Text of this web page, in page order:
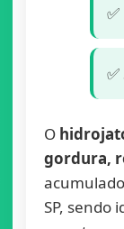
O
gordura,
SP, sendo